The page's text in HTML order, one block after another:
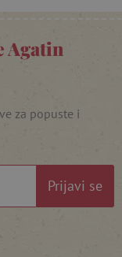
Agatin
za popuste i
Prijavi se
CookieScript
www.agatinsvijet.hr